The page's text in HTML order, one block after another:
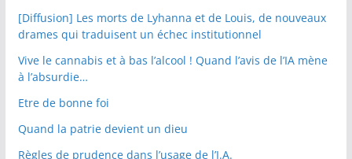
[Diffusion] Les morts de Lyhanna et de Louis, de nouveaux
drames qui traduisent un échec institutionnel
Vive le cannabis et à bas l’alcool ! Quand l’avis de l’IA mène
à l’absurdie…
Etre de bonne foi
Quand la patrie devient un dieu
Règles de prudence dans l’usage de l’I.A.